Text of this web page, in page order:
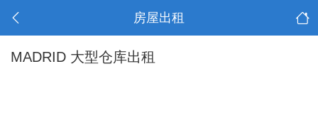
房屋出租
MADRID 大型仓库出租